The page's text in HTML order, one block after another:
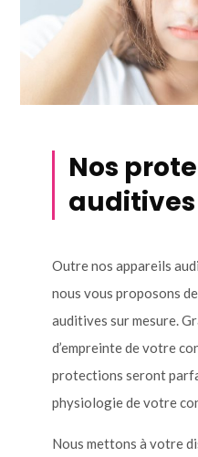
Nos
Outre nos appareils
nous vous proposons
auditives sur mesure.
d’empreinte de votre
protections seront
physiologie de votre
Nous mettons à votre